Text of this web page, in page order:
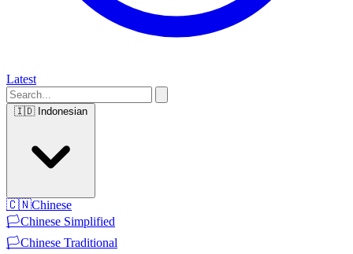
Latest
🇮🇩 Indonesian
🇨🇳Chinese
🏳️Chinese Simplified
🏳️Chinese Traditional